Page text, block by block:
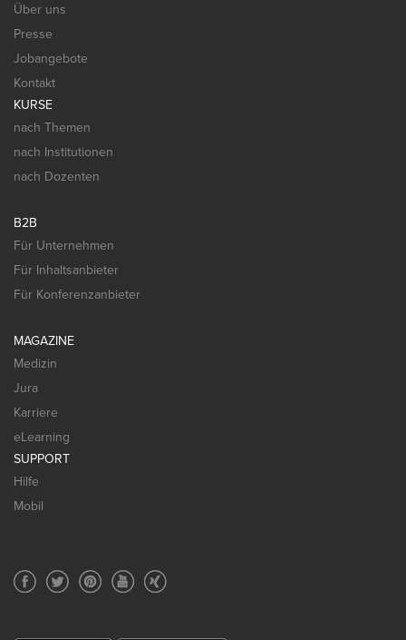
Über uns
Presse
Jobangebote
Kontakt
KURSE
nach Themen
nach Institutionen
nach Dozenten
B2B
Für Unternehmen
Für Inhaltsanbieter
Für Konferenzanbieter
MAGAZINE
Medizin
Jura
Karriere
eLearning
SUPPORT
Hilfe
Mobil